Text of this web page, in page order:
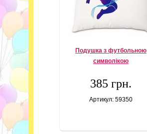
Подушка з футбольною
символікою
385 грн.
Артикул: 59350